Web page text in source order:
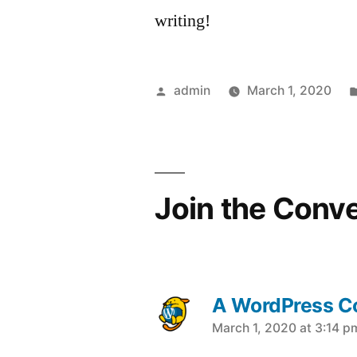
writing!
Posted
admin March 1, 2020
Join the
A WordPress
says:
March 1, 2020 at 3:14